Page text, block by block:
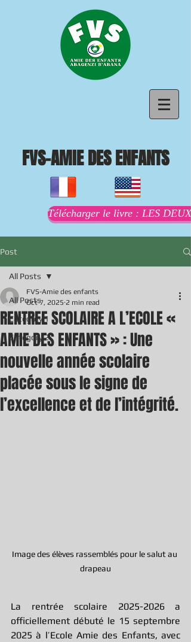
FVS-AMIE DES ENFANTS
Télécharger le livre : LES
Post
All Posts
Category 1
Category 2
All Posts
RENTREE SCOLAIRE A L’ECOLE «
AMIE DES ENFANTS » : Une
nouvelle année scolaire
placée sous le signe de
l’excellence et de l’intégrité.
FVS-Amie des enfants
Oct 7, 2025 2 min read
Image des élèves rassemblés pour le salut au
drapeau
La rentrée scolaire 2025-2026 a
officiellement débuté le 15 septembre
2025 à l’Ecole Amie des Enfants, avec